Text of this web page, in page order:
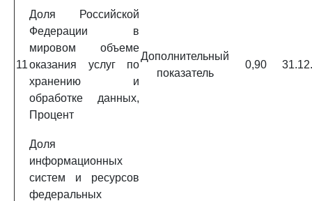
11
Доля Российской
Федерации в
мировом объеме
оказания услуг по
хранению и
обработке данных,
Процент
Дополнительный
показатель
0,90
Доля
информационных
систем и ресурсов
федеральных